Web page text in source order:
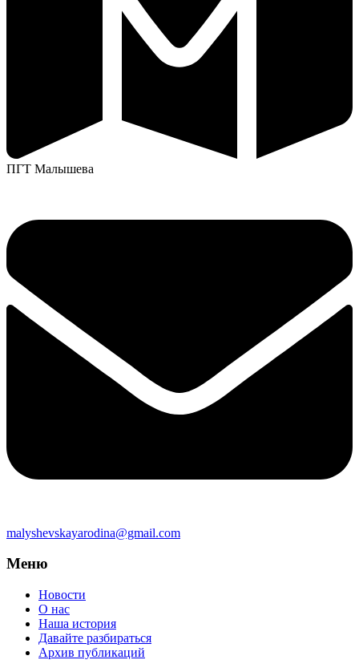
ПГТ Малышева
malyshevskayarodina@gmail.com
Меню
Новости
О нас
Наша история
Давайте разбираться
Архив публикаций